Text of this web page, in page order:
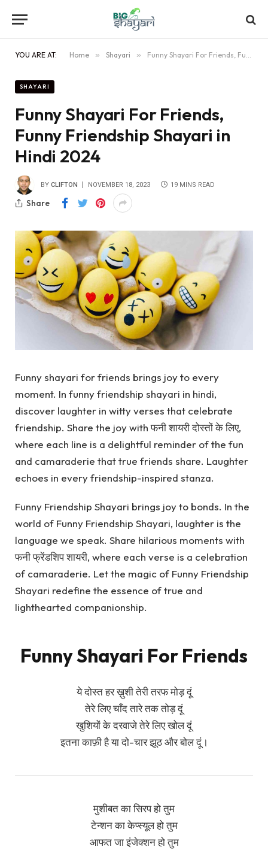
YOU ARE AT: Home » Shayari » Funny Shayari For Friends, Funny Friendship Shayari in Hindi 2024
SHAYARI
Funny Shayari For Friends,
Funny Friendship Shayari in
Hindi 2024
BY CLIFTON NOVEMBER 18, 2023 19 MINS READ
Share
Funny shayari for friends brings joy to every
moment. In funny friendship shayari in hindi,
discover laughter in witty verses that celebrate
friendship. Share the joy with फनी शायरी दोस्तों के लिए,
where each line is a delightful reminder of the fun
and camaraderie that true friends share. Laughter
echoes in every friendship-inspired stanza.
Funny Friendship Shayari brings joy to bonds. In the
world of Funny Friendship Shayari, laughter is the
language we speak. Share hilarious moments with
फनी फ्रेंडशिप शायरी, where each verse is a celebration
of camaraderie. Let the magic of Funny Friendship
Shayari redefine the essence of true and
lighthearted companionship.
Funny Shayari For Friends
ये दोस्त हर ख़ुशी तेरी तरफ मोड़ दूं
तेरे लिए चाँद तारे तक तोड़ दूं
खुशियों के दरवाजे तेरे लिए खोल दूं
इतना काफ़ी है या दो-चार झूठ और बोल दूं।
मुशीबत का सिरप हो तुम
टेन्शन का केप्स्यूल हो तुम
आफत जा इंजेक्शन हो तुम